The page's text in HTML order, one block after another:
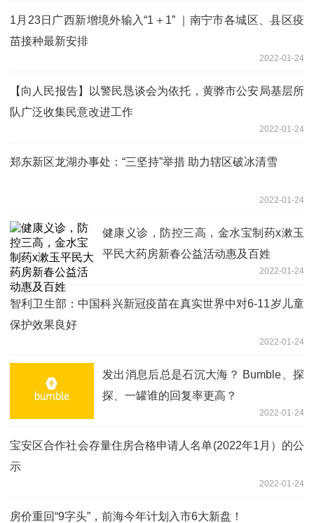
1月23日广西新增境外输入“1＋1” ｜南宁市各城区、县区疫
苗接种最新安排
2022-01-24
【向人民报告】以警民恳谈会为依托，黄骅市公安局基层所
队广泛收集民意改进工作
2022-01-24
郑东新区龙湖办事处：“三坚持”举措 助力辖区破冰清雪
2022-01-24
健康义诊，防控三高，金水宝制药x漱玉
平民大药房新春公益活动惠及百姓
2022-01-24
智利卫生部：中国科兴新冠疫苗在真实世界中对6-11岁儿童
保护效果良好
2022-01-24
发出消息后总是石沉大海？ Bumble、探
探、一罐谁的回复率更高？
2022-01-24
宝安区合作社会存量住房合格申请人名单(2022年1月）的公
示
2022-01-24
房价重回“9字头”，前海今年计划入市6大新盘！